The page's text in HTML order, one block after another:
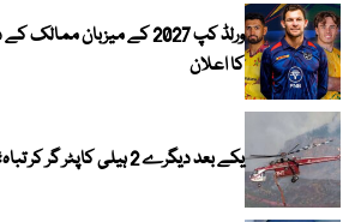
ورلڈ کپ 2027 کے میزبان
کا اعلان
یکے بعد دیگرے 2 ہیلی کاپٹر گر کر تباہ؛ متعدد ہلاکتیں